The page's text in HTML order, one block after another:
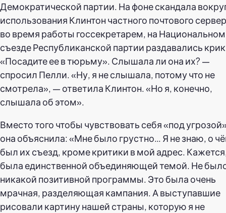
Демократической партии. На фоне скандала
использования Клинтон частного почтового
во время работы госсекретарем, на Национальном
съезде Республиканской партии раздавались
«Посадите ее в тюрьму». Слышала ли она их? —
спросил Пелли. «Ну, я не слышала, потому что не
смотрела», — ответила Клинтон. «Но я, конечно,
слышала об этом».
Вместо того чтобы чувствовать себя «под
она объяснила: «Мне было грустно… Я не знаю, о
был их съезд, кроме критики в мой адрес.
была единственной объединяющей темой. Не
никакой позитивной программы. Это была очень
мрачная, разделяющая кампания. А выступавшие
рисовали картину нашей страны, которую я не